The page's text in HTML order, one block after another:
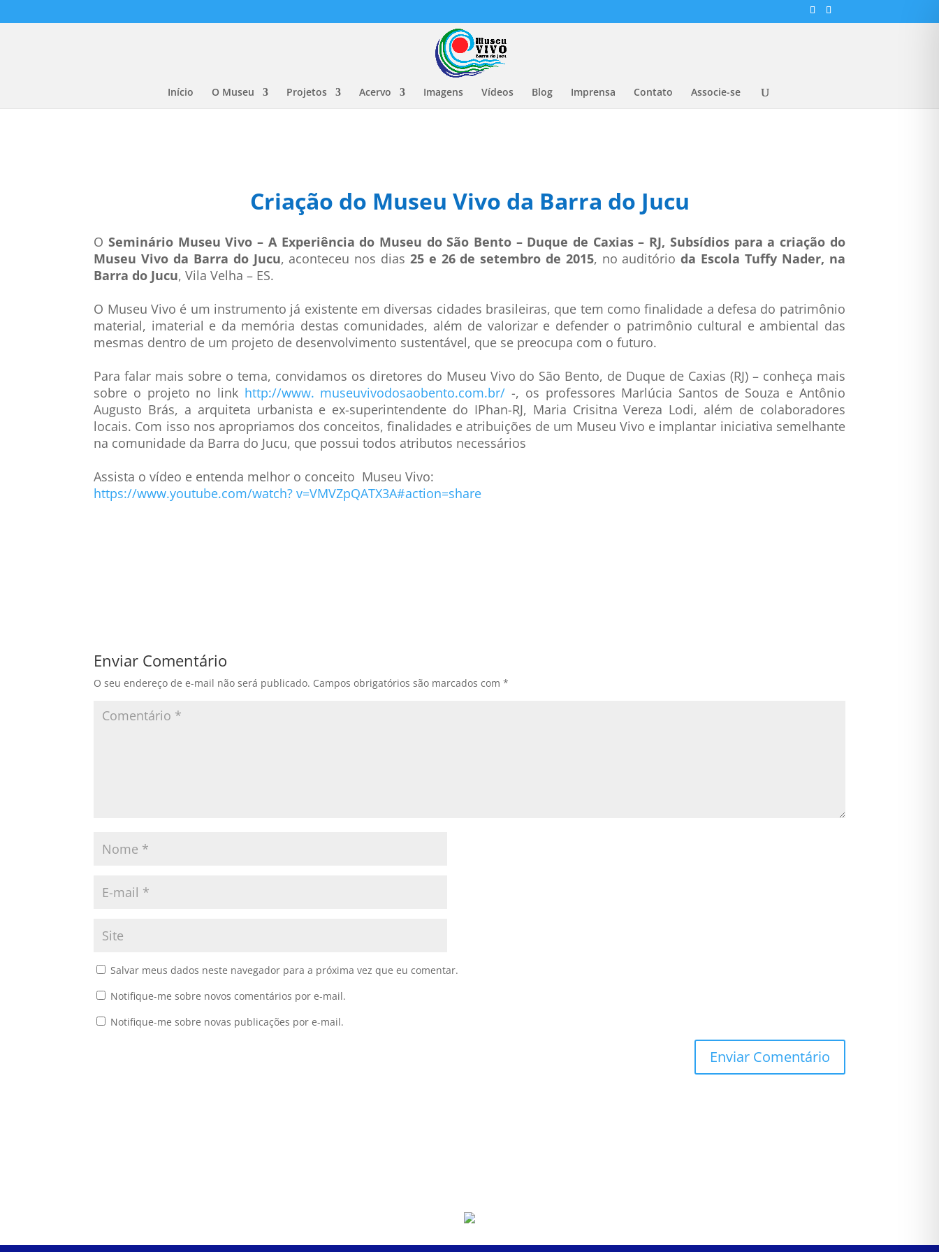
Início O Museu Projetos Acervo Imagens Vídeos Blog Imprensa Contato Associe-se
Criação do Museu Vivo da Barra do Jucu
OSeminário Museu Vivo – A Experiência do Museu do São Bento – Duque de Caxias – RJ, Subsídios para a criação do
Museu Vivo da Barra do Jucu, aconteceu nos dias 25 e 26 de setembro de 2015, no auditórioda Escola Tuffy Nader, na
Barra do Jucu, Vila Velha – ES.
O Museu Vivo é um instrumento já existente em diversas cidades brasileiras, que tem como finalidade a defesa do patrimônio
material, imaterial e da memória destas comunidades, além de valorizar e defender o patrimônio cultural e ambiental das
mesmas dentro de um projeto de desenvolvimento sustentável, que se preocupa com o futuro.
Para falar mais sobre o tema, convidamos os diretores do Museu Vivo do São Bento, de Duque de Caxias (RJ) – conheça mais
sobre o projeto no link http://www. museuvivodosaobento.com.br/ -, os professores Marlúcia Santos de Souza e Antônio
Augusto Brás, a arquiteta urbanista e ex-superintendente do IPhan-RJ, Maria Crisitna Vereza Lodi, além de colaboradores
locais. Com isso nos apropriamos dos conceitos, finalidades e atribuições de um Museu Vivo e implantar iniciativa semelhante
na comunidade da Barra do Jucu, que possui todos atributos necessários
Assista o vídeo e entenda melhor o conceito Museu Vivo:
https://www.youtube.com/watch? v=VMVZpQATX3A#action=share
Enviar Comentário
O seu endereço de e-mail não será publicado. Campos obrigatórios são marcados com*
Salvar meus dados neste navegador para a próxima vez que eu comentar.
Notifique-me sobre novos comentários por e-mail.
Notifique-me sobre novas publicações por e-mail.